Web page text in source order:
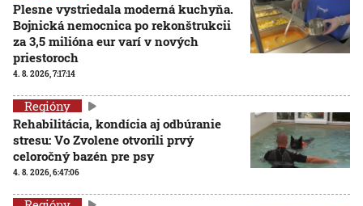
Plesne vystriedala moderná kuchyňa.
Bojnická nemocnica po rekonštrukcii
za 3,5 milióna eur varí v nových
priestoroch
4. 8. 2026, 7:17:14
Regióny
Rehabilitácia, kondícia aj odbúranie
stresu: Vo Zvolene otvorili prvý
celoročný bazén pre psy
4. 8. 2026, 6:47:06